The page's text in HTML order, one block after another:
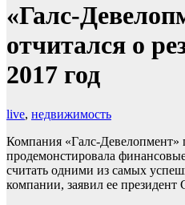
«Галс-
отчитался о
2017 год
live, недвижимость
Компания «Галс-Девелопмент»
продемонстировала
считать одними из самых
компании, заявил ее